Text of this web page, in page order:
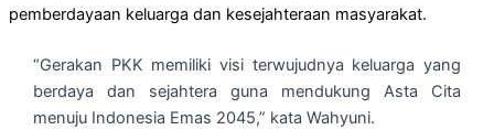
pemberdayaan keluarga dan kesejahteraan masyarakat.
“Gerakan PKK memiliki visi terwujudnya keluarga yang
berdaya dan sejahtera guna mendukung Asta Cita
menuju Indonesia Emas 2045,” kata Wahyuni.